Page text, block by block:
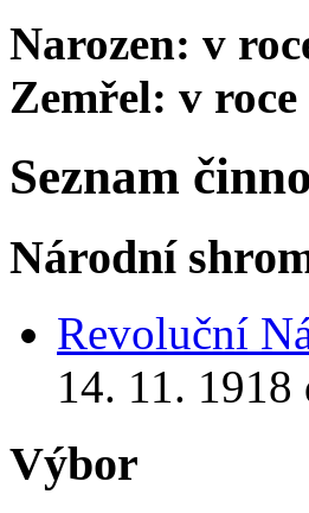
Narozen: v
Zemřel: v roce
Seznam
Národní
Revoluční
14. 11.
Výbor